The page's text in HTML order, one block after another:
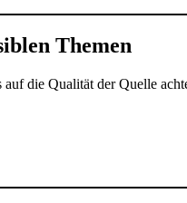
Themen
die Qualität der Quelle